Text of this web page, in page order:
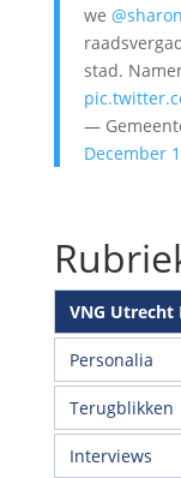
we
stad.
—
December
VNG Utrecht
Personalia
Terugblikken
Interviews